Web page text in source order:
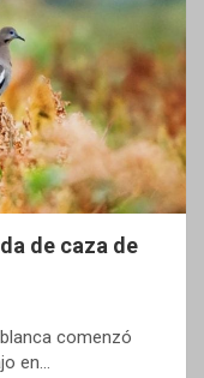
de caza de
comenzó
en…